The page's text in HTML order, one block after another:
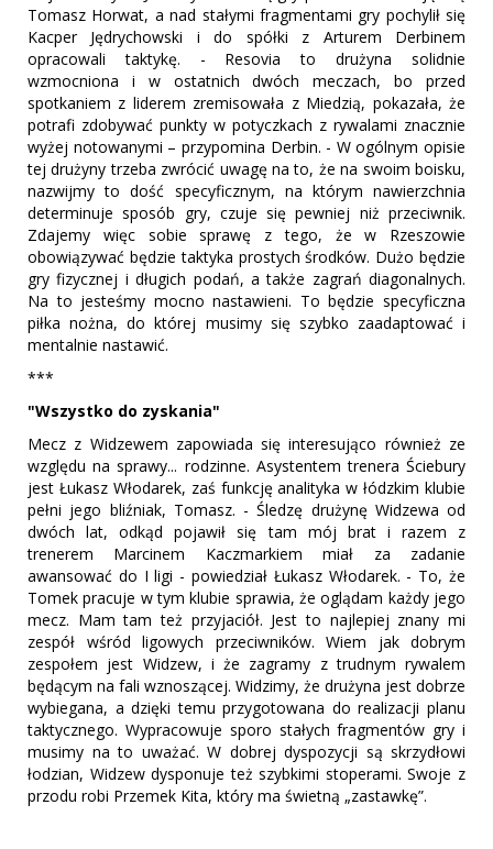
Tomasz Horwat, a nad stałymi fragmentami gry pochylił się
Kacper Jędrychowski i do spółki z Arturem Derbinem
opracowali taktykę. - Resovia to drużyna solidnie
wzmocniona i w ostatnich dwóch meczach, bo przed
spotkaniem z liderem zremisowała z Miedzią, pokazała, że
potrafi zdobywać punkty w potyczkach z rywalami znacznie
wyżej notowanymi – przypomina Derbin. - W ogólnym opisie
tej drużyny trzeba zwrócić uwagę na to, że na swoim boisku,
nazwijmy to dość specyficznym, na którym nawierzchnia
determinuje sposób gry, czuje się pewniej niż przeciwnik.
Zdajemy więc sobie sprawę z tego, że w Rzeszowie
obowiązywać będzie taktyka prostych środków. Dużo będzie
gry fizycznej i długich podań, a także zagrań diagonalnych.
Na to jesteśmy mocno nastawieni. To będzie specyficzna
piłka nożna, do której musimy się szybko zaadaptować i
mentalnie nastawić.
***
"Wszystko do zyskania"
Mecz z Widzewem zapowiada się interesująco również ze
względu na sprawy... rodzinne. Asystentem trenera Ściebury
jest Łukasz Włodarek, zaś funkcję analityka w łódzkim klubie
pełni jego bliźniak, Tomasz. - Śledzę drużynę Widzewa od
dwóch lat, odkąd pojawił się tam mój brat i razem z
trenerem Marcinem Kaczmarkiem miał za zadanie
awansować do I ligi - powiedział Łukasz Włodarek. - To, że
Tomek pracuje w tym klubie sprawia, że oglądam każdy jego
mecz. Mam tam też przyjaciół. Jest to najlepiej znany mi
zespół wśród ligowych przeciwników. Wiem jak dobrym
zespołem jest Widzew, i że zagramy z trudnym rywalem
będącym na fali wznoszącej. Widzimy, że drużyna jest dobrze
wybiegana, a dzięki temu przygotowana do realizacji planu
taktycznego. Wypracowuje sporo stałych fragmentów gry i
musimy na to uważać. W dobrej dyspozycji są skrzydłowi
łodzian, Widzew dysponuje też szybkimi stoperami. Swoje z
przodu robi Przemek Kita, który ma świetną „zastawkę”.